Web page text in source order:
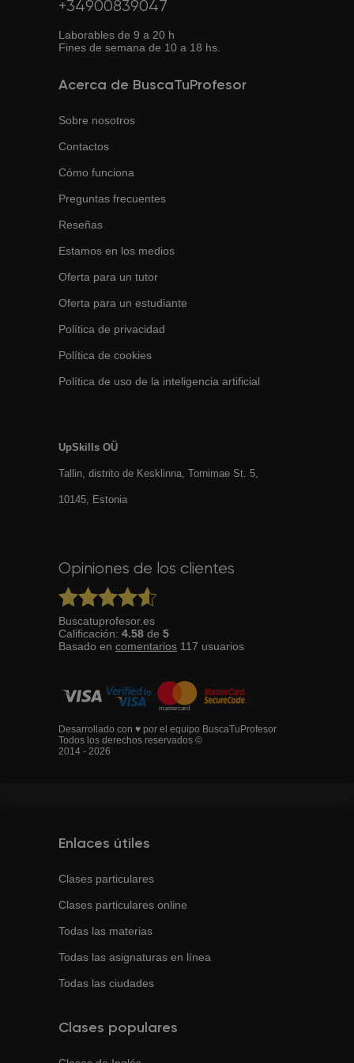
+34900839047
Laborables de 9 a 20 h
Fines de semana de 10 a 18 hs.
Acerca de BuscaTuProfesor
Sobre nosotros
Contactos
Cómo funciona
Preguntas frecuentes
Reseñas
Estamos en los medios
Oferta para un tutor
Oferta para un estudiante
Política de privacidad
Política de cookies
Política de uso de la inteligencia artificial
UpSkills OÜ
Tallin, distrito de Kesklinna, Tornimаe St. 5,
10145, Estonia
Opiniones de los clientes
Buscatuprofesor.es
Calificación: 4.58 de 5
Basado en comentarios 117 usuarios
Desarrollado con ♥ por el equipo BuscaTuProfesor
Todos los derechos reservados ©
2014 - 2026
Enlaces útiles
Clases particulares
Clases particulares online
Todas las materias
Todas las asignaturas en línea
Todas las ciudades
Clases populares